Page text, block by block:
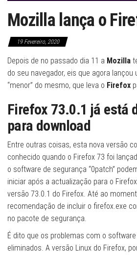
Mozilla lança o
19 Fevereiro, 2020
Depois de no passado dia 11 a Mozilla
do seu navegador, eis que agora lançou
“menor” do mesmo, que leva o Firefox
Firefox 73.0.1 já está
para download
Entre outras coisas, esta nova versão
conhecido quando o Firefox 73 foi
o software de segurança “0patch”
iniciar após a actualização para o
versão 73.0.1 do Firefox. Até ao
recomendação de incluir o firefox.exe
no pacote de segurança.
É dito que os problemas com o
eliminados. A versão Linux do Firefox,